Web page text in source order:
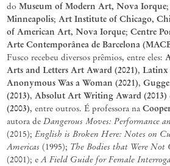
do Museum of Modern Art, Nova Iorque;
Minneapolis; Art Institute of Chicago,
of American Art, Nova Iorque; Centre
Arte Contemporânea de Barcelona
Fusco recebeu diversos prêmios, entre eles:
Arts and Letters Art Award (2021), Latinx
Anonymous Was a Woman (2021),
(2013), Absolut Art Writing Award (2013)
(2003), entre outros. É professora na
autora de Dangerous Moves: Performance
(2015); English is Broken Here: Notes on
Americas (1995); The Bodies that Were
(2001); eA Field Guide for Female